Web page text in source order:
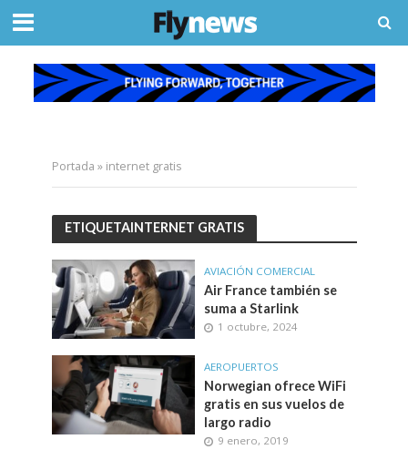
Portada » internet gratis
ETIQUETAINTERNET GRATIS
AVIACIÓN COMERCIAL
Air France también se
suma a Starlink
1 octubre, 2024
AEROPUERTOS
Norwegian ofrece WiFi
gratis en sus vuelos de
largo radio
9 enero, 2019